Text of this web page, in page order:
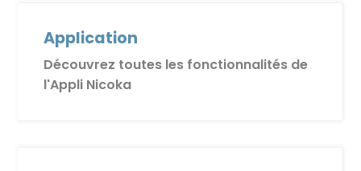
Application
Découvrez toutes les fonctionnalités de
l'Appli Nicoka